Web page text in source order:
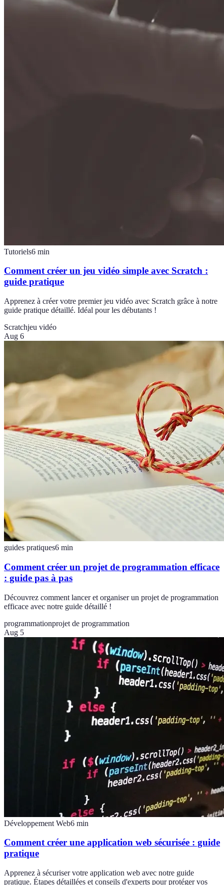
Tutoriels6 min
Comment créer un jeu vidéo simple avec Scratch :
guide pratique
Apprenez à créer votre premier jeu vidéo avec Scratch grâce à notre
guide pratique détaillé. Idéal pour les débutants !
Scratchjeu vidéo
Aug 6
guides pratiques6 min
Comment créer un projet de programmation efficace
: guide pas à pas
Découvrez comment lancer et organiser un projet de programmation
efficace avec notre guide détaillé !
programmationprojet de programmation
Aug 5
Développement Web6 min
Comment créer une application web sécurisée : guide
pratique
Apprenez à sécuriser votre application web avec notre guide
pratique. Étapes détaillées et conseils d'experts pour protéger vos